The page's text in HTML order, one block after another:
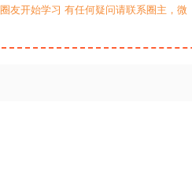
友开始学习 有任何疑问请联系圈主，微